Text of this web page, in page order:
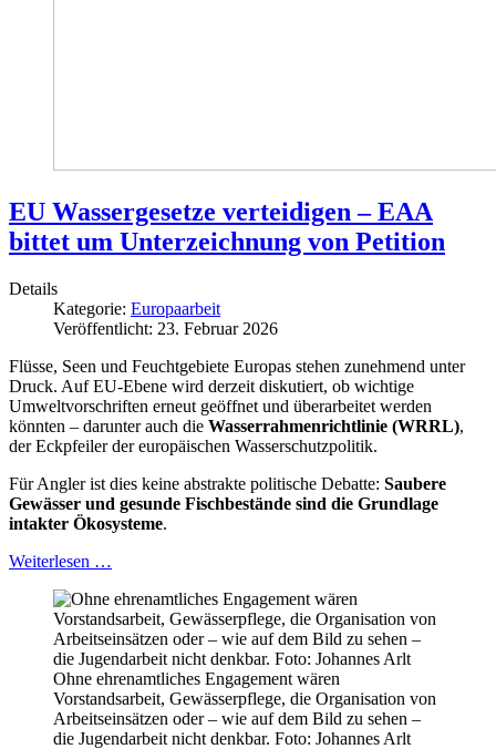
EU Wassergesetze verteidigen – EAA
bittet um Unterzeichnung von Petition
Details
Kategorie: Europaarbeit
Veröffentlicht: 23. Februar 2026
Flüsse, Seen und Feuchtgebiete Europas stehen zunehmend unter
Druck. Auf EU‑Ebene wird derzeit diskutiert, ob wichtige
Umweltvorschriften erneut geöffnet und überarbeitet werden
könnten – darunter auch die Wasserrahmenrichtlinie (WRRL),
der Eckpfeiler der europäischen Wasserschutzpolitik.
Für Angler ist dies keine abstrakte politische Debatte: Saubere
Gewässer und gesunde Fischbestände sind die Grundlage
intakter Ökosysteme.
Weiterlesen …
Ohne ehrenamtliches Engagement wären
Vorstandsarbeit, Gewässerpflege, die Organisation von
Arbeitseinsätzen oder – wie auf dem Bild zu sehen –
die Jugendarbeit nicht denkbar. Foto: Johannes Arlt